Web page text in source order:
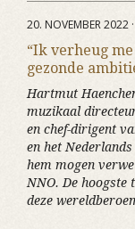
20. NOVEMBER 2022
“Ik verheug
gezonde
Hartmut
muzikaal
en chef-dirigent
en het
hem mogen
NNO. De
deze